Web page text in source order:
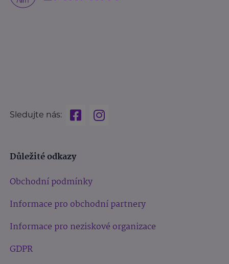
Sledujte nás:
Důležité odkazy
Obchodní podmínky
Informace pro obchodní partnery
Informace pro neziskové organizace
GDPR